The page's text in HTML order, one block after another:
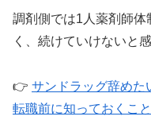
調剤側では1人薬剤師
く、続けていけないと
👉 サンドラッグ辞めた
転職前に知っておくこと